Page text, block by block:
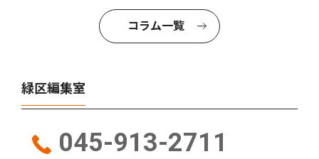
コラム一覧
緑区編集室
045-913-2711